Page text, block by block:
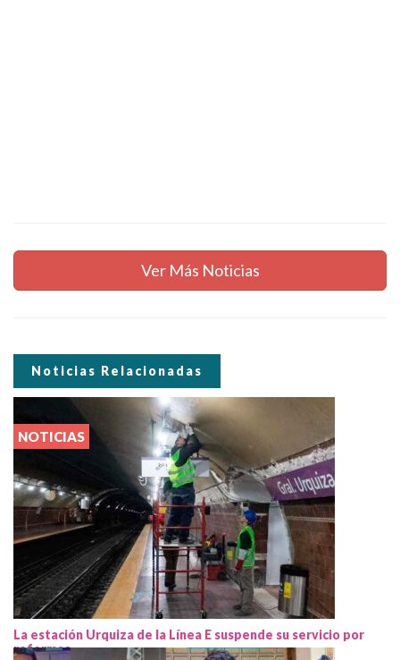
Ver Más Noticias
Noticias Relacionadas
NOTICIAS
La estación Urquiza de la Línea E suspende su servicio por
reformas